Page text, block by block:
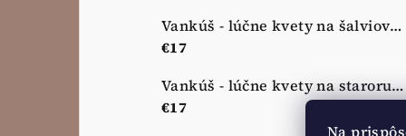
Na
Vankúš - lúčne kvety na šalviovej zelenej
€17
Vankúš - lúčne kvety na staroružovej
€17